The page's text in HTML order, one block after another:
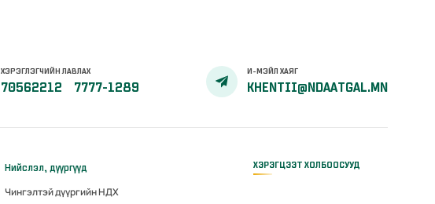
ХЭРЭГЛЭГЧИЙН ЛАВЛАХ
70562212 7777-1289
И-МЭЙЛ ХАЯГ
KHENTII@NDAATGAL.MN
Нийслэл, дүүргүүд
Чингэлтэй дүүргийн НДХ
ХЭРЭГЦЭЭТ ХОЛБООСУУД